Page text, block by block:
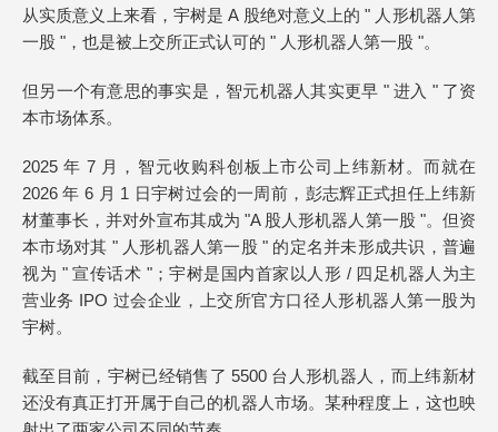
从实质意义上来看，宇树是 A 股绝对意义上的 " 人形机器人第
一股 "，也是被上交所正式认可的 " 人形机器人第一股 "。
但另一个有意思的事实是，智元机器人其实更早 " 进入 " 了资
本市场体系。
2025 年 7 月，智元收购科创板上市公司上纬新材。而就在
2026 年 6 月 1 日宇树过会的一周前，彭志辉正式担任上纬新
材董事长，并对外宣布其成为 "A 股人形机器人第一股 "。但资
本市场对其 " 人形机器人第一股 " 的定名并未形成共识，普遍
视为 " 宣传话术 "；宇树是国内首家以人形 / 四足机器人为主
营业务 IPO 过会企业，上交所官方口径人形机器人第一股为
宇树。
截至目前，宇树已经销售了 5500 台人形机器人，而上纬新材
还没有真正打开属于自己的机器人市场。某种程度上，这也映